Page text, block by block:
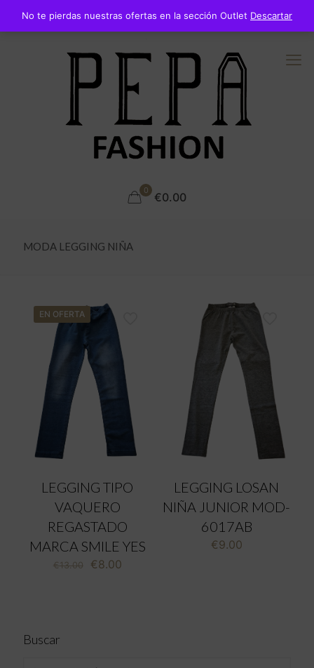
0 €0.00
MODA LEGGING NIÑA
EN OFERTA
LEGGING TIPO
VAQUERO
REGASTADO
MARCA SMILE YES
€13.00
El
€8.00El
LEGGING LOSAN
NIÑA JUNIOR MOD-
6017AB
€9.00
Buscar
No te pierdas nuestras ofertas en la sección Outlet Descartar